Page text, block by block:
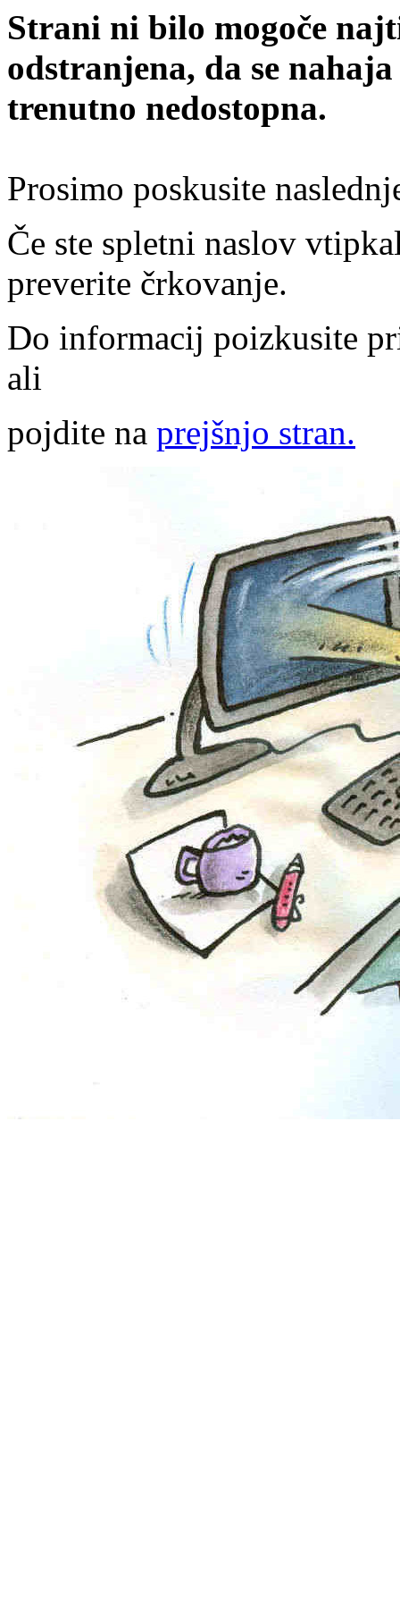
Strani ni bilo mogoče
odstranjena, da se
trenutno nedostopna.
Prosimo poskusite
Če ste spletni naslov
preverite črkovanje.
Do informacij poizkusite
ali
pojdite na prejšnjo stran.